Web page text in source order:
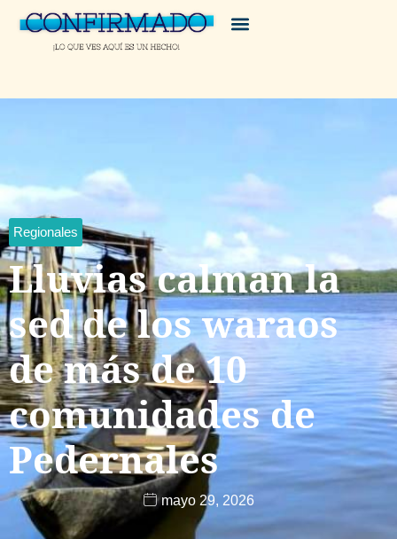
Regionales
Lluvias calman la
sed de los waraos
de más de 10
comunidades de
Pedernales
mayo 29, 2026